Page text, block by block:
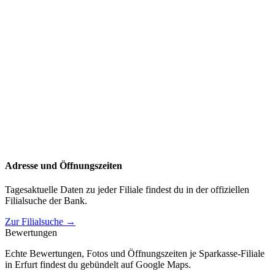
Adresse und Öffnungszeiten
Tagesaktuelle Daten zu jeder Filiale findest du in der offiziellen
Filialsuche der Bank.
Zur Filialsuche →
Bewertungen
Echte Bewertungen, Fotos und Öffnungszeiten je Sparkasse-Filiale
in Erfurt findest du gebündelt auf Google Maps.